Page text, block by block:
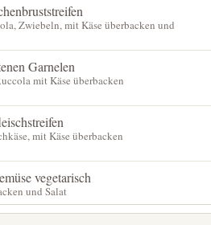
Zwiebeln, mit Käse überbacken und
Garnelen
mit Käse überbacken
mit Käse überbacken
vegetarisch
und Salat